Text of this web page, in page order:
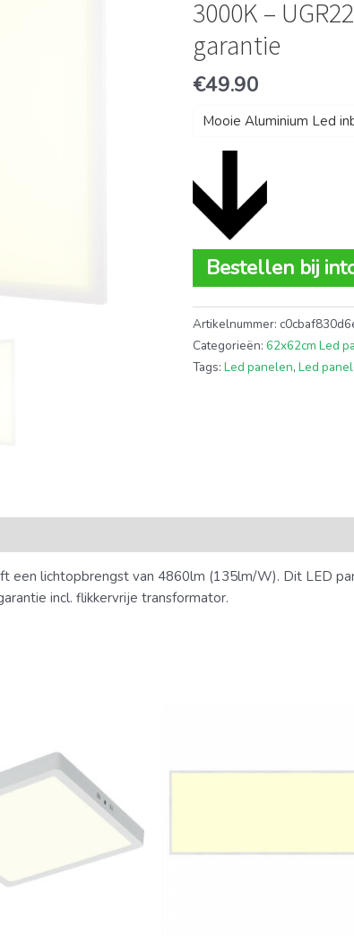
3000K –
garantie
€49.90
Mooie Aluminium Led
Bestellen bij
Artikelnummer:
Categorieën:62x62cm Led
Tags:Led panelen,Led
lichtopbrengst van 4860lm (135lm/W). Dit LED
incl. flikkervrije transformator.